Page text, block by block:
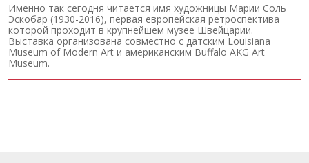
Именно так сегодня читается имя художницы Марии Соль
Эскобар (1930-2016), первая европейская ретроспектива
которой проходит в крупнейшем музее Швейцарии.
Выставка организована совместно с датским Louisiana
Museum of Modern Art и американским Buffalo AKG Art
Museum.